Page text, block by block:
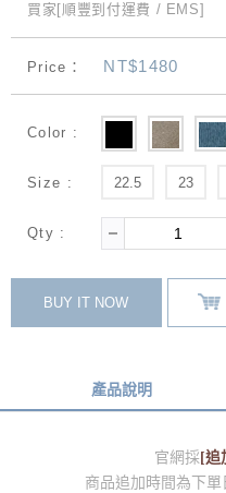
買家[順豐到付運費 / EMS]
Price： NT$1480
Color :
Size : 22.5 23
Qty :
BUY IT NOW
產品說明
官網採[追
商品追加時間為下單